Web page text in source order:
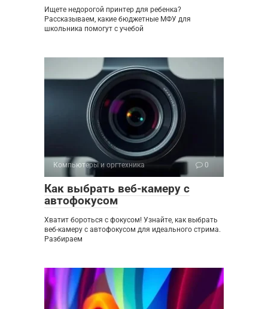
Ищете недорогой принтер для ребенка?
Рассказываем, какие бюджетные МФУ для
школьника помогут с учебой
Компьютеры и оргтехника 0
Как выбрать веб-камеру с
автофокусом
Хватит бороться с фокусом! Узнайте, как выбрать
веб-камеру с автофокусом для идеального стрима.
Разбираем